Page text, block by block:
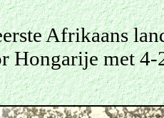
Afrikaans
Hongarije met